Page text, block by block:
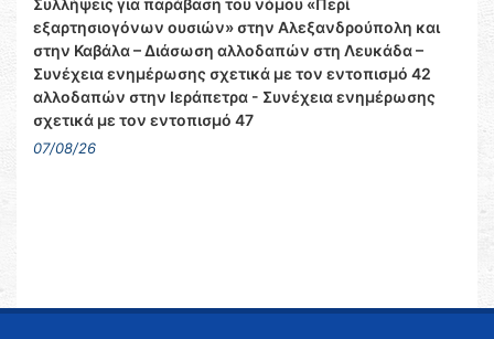
Συλλήψεις για παράβαση του νόμου «Περί
εξαρτησιογόνων ουσιών» στην Αλεξανδρούπολη και
στην Καβάλα – Διάσωση αλλοδαπών στη Λευκάδα –
Συνέχεια ενημέρωσης σχετικά με τον εντοπισμό 42
αλλοδαπών στην Ιεράπετρα - Συνέχεια ενημέρωσης
σχετικά με τον εντοπισμό 47
07/08/26